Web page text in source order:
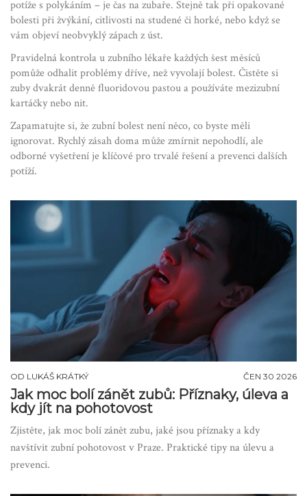
potíže s polykáním – je čas na zubaře. Stejně tak při opakované
bolesti při žvýkání, citlivosti na studené či horké, nebo když se
vám objeví neobvyklý zápach z úst.
Pravidelná kontrola u zubního lékaře každých šest měsíců
pomůže odhalit problémy dříve, než vyvolají bolest. Čistěte si
zuby dvakrát denně fluoridovou pastou a používáte mezizubní
kartáčky nebo nit.
Zapamatujte si, že zubní bolest není něco, co byste měli
ignorovat. Rychlý zásah doma může zmírnit nepohodlí, ale
odborné vyšetření je klíčové pro trvalé řešení a prevenci dalších
potíží.
OD LUKÁŠ KRÁTKÝ ČEN 30 2026
Jak moc bolí zánět zubů: Příznaky, úleva a
kdy jít na pohotovost
Zjistěte, jak moc bolí zánět zubu, jaké jsou příznaky a kdy
navštívit zubní pohotovost v Praze. Praktické tipy na úlevu a
prevenci.